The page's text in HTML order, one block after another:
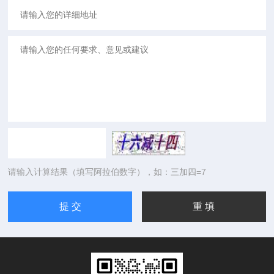
请输入计算结果（填写阿拉伯数字），如：三加四=7